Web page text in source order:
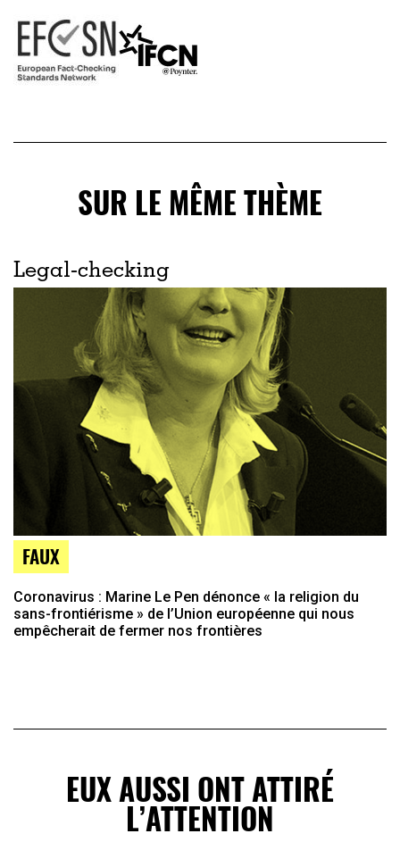
SUR LE MÊME THÈME
Legal-checking
FAUX
Coronavirus : Marine Le Pen dénonce « la religion du
sans-frontiérisme » de l’Union européenne qui nous
empêcherait de fermer nos frontières
EUX AUSSI ONT ATTIRÉ
L’ATTENTION